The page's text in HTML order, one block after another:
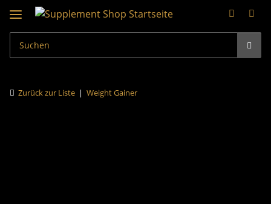
Zurück zur Liste Weight Gainer